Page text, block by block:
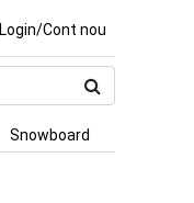
Login/Cont nou
produs
Snowboard